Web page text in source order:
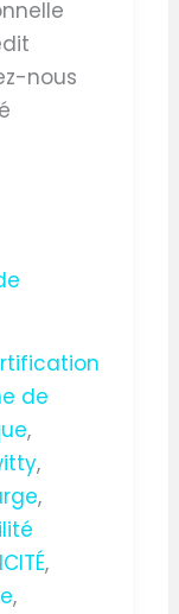
nous
de
,
,
,
,
,